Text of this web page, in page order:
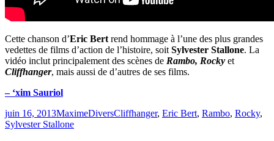
Cette chanson d’Eric Bert rend hommage à l’une des plus grandes
vedettes de films d’action de l’histoire, soit Sylvester Stallone. La
vidéo inclut principalement des scènes de Rambo, Rocky et
Cliffhanger, mais aussi de d’autres de ses films.
– ‘xim Sauriol
Publié
le
juin 16, 2013MaximeCatégories
DiversÉtiquettes
Cliffhanger, Eric Bert, Rambo, Rocky,
Sylvester Stallone